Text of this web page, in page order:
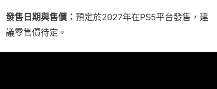
發售日期與售價： 預定於2027年在PS5平台發售，建
議零售價待定。